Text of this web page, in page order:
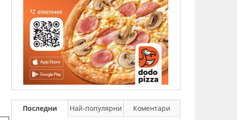
Последни Най-популярни
Коментари